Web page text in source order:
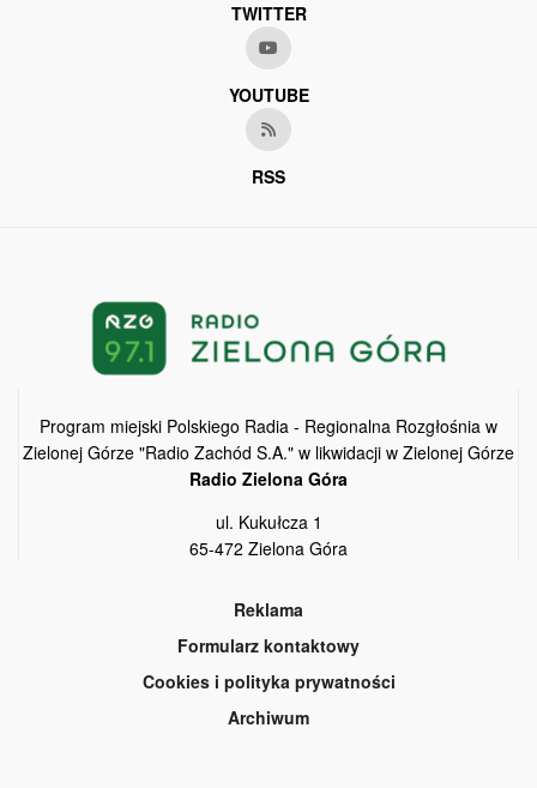
TWITTER
YOUTUBE
RSS
Program miejski Polskiego Radia - Regionalna Rozgłośnia w
Zielonej Górze "Radio Zachód S.A." w likwidacji w Zielonej Górze
Radio Zielona Góra
ul. Kukułcza 1
65-472 Zielona Góra
Reklama
Formularz kontaktowy
Cookies i polityka prywatności
Archiwum